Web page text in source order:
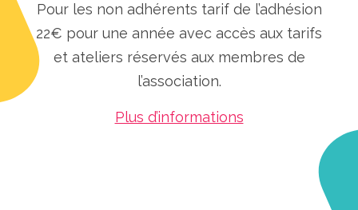
Pour les non adhérents tarif de l’adhésion
22€ pour une année avec accès aux tarifs
et ateliers réservés aux membres de
l’association.
Plus d’informations